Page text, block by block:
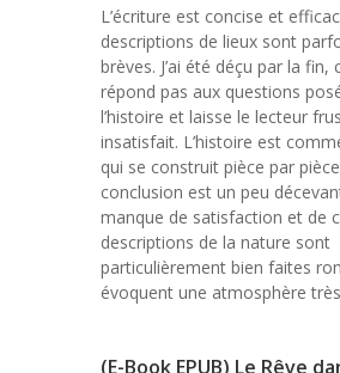
L’écriture est concise et
descriptions de lieux sont
brèves. J’ai été déçu par la fin,
répond pas aux questions
l’histoire et laisse le lecteur
insatisfait. L’histoire est
qui se construit pièce par
conclusion est un peu
manque de satisfaction et de
descriptions de la nature sont
particulièrement bien faites
évoquent une atmosphère
(E-Book EPUB) Le Rêve